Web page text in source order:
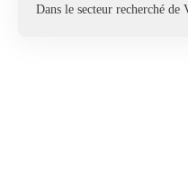
Dans le secteur recherché de